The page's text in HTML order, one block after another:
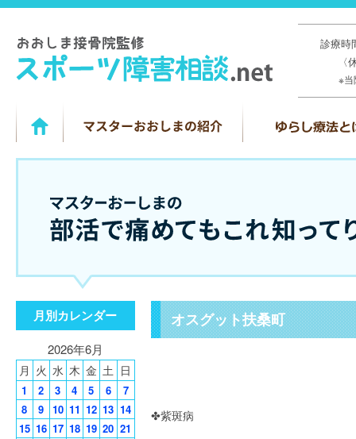
診療
※
オスグット扶桑町
✤紫斑病
月別カレンダー
2026年6月
月 火 水 木 金 土 日
1 2 3 4 5 6
7
8
9 10 11 12 13 14
15 16 17 18 19 20 21